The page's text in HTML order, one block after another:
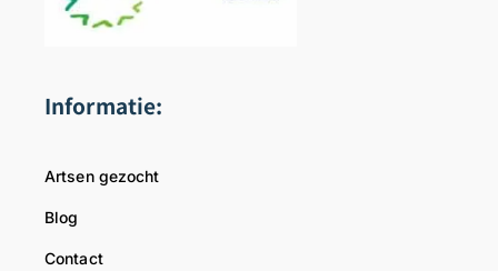
Informatie:
Artsen gezocht
Blog
Contact